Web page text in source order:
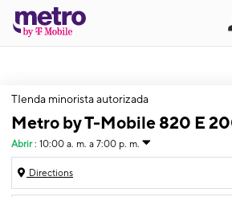
TIenda minorista autorizada
Metro by T-Mobile 820 E
Abrir : 10:00 a. m. a 7:00 p. m.
Directions